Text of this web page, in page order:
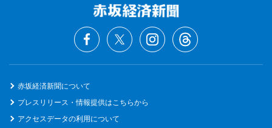
赤坂経済新聞について
プレスリリース・情報提供はこちらから
アクセスデータの利用について